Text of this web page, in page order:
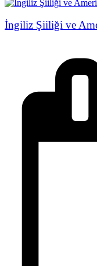
İngiliz Şiiliği ve